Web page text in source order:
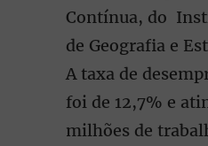
Contínua, do
de Geografia e
A taxa de
foi de 12,7% e
milhões de